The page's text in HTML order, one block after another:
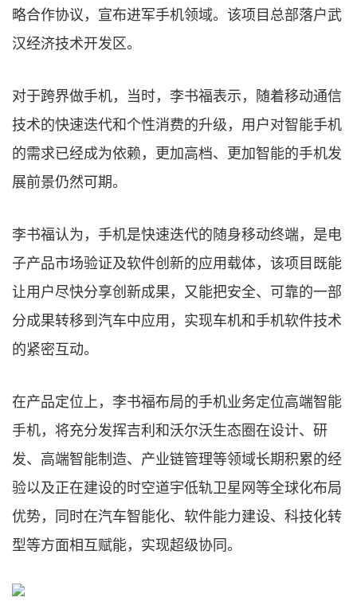
略合作协议，宣布进军手机领域。该项目总部落户武
汉经济技术开发区。
对于跨界做手机，当时，李书福表示，随着移动通信
技术的快速迭代和个性消费的升级，用户对智能手机
的需求已经成为依赖，更加高档、更加智能的手机发
展前景仍然可期。
李书福认为，手机是快速迭代的随身移动终端，是电
子产品市场验证及软件创新的应用载体，该项目既能
让用户尽快分享创新成果，又能把安全、可靠的一部
分成果转移到汽车中应用，实现车机和手机软件技术
的紧密互动。
在产品定位上，李书福布局的手机业务定位高端智能
手机，将充分发挥吉利和沃尔沃生态圈在设计、研
发、高端智能制造、产业链管理等领域长期积累的经
验以及正在建设的时空道宇低轨卫星网等全球化布局
优势，同时在汽车智能化、软件能力建设、科技化转
型等方面相互赋能，实现超级协同。